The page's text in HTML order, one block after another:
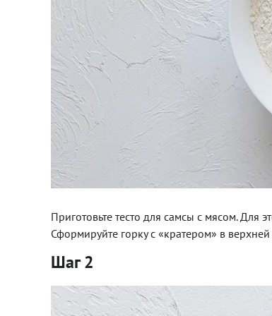
Приготовьте тесто для самсы с мясом. Для
Сформируйте горку с «кратером» в верхней
Шаг 2